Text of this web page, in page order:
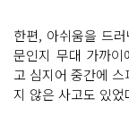
한편, 아쉬움을 드
문인지 무대 가까
고 심지어 중간에
지 않은 사고도 있었